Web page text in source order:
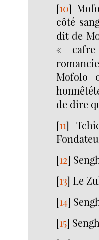
[10]
côté
dit de
« cafre
Mofolo
de dire
[11]
[12]
[13] Le
[14]
[15]